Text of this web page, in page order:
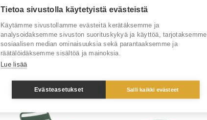
Tuotenumero
Tuotemerkki
Sinua saattaisi kiinnostaa myös
Tietoa sivustolla käytetyistä evästeistä
Käytämme sivustollamme evästeitä kerätäksemme ja
analysoidaksemme sivuston suorituskykyä ja käyttöä, tarjotaksemme
sosiaalisen median ominaisuuksia sekä parantaaksemme ja
räätälöidäksemme sisältöä ja mainoksia.
Lue lisää
Evästeasetukset Salli kaikki evästeet